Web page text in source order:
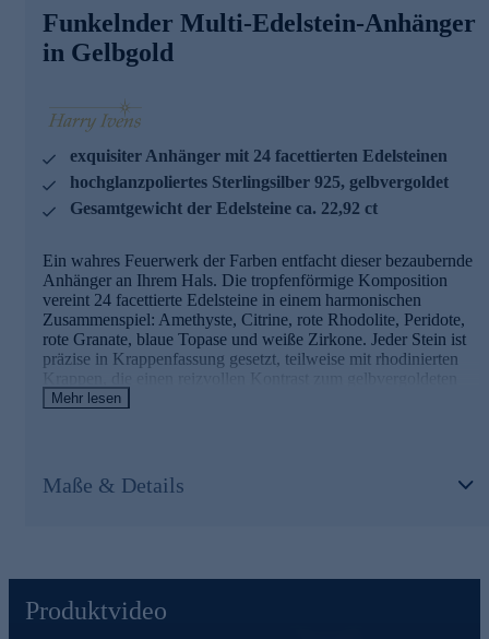
verwandelt. Lassen Sie sich von diesem Meisterwerk der
Juwelierskunst verzaubern und tragen Sie ein Stück
Regenbogen an Ihrem Dekolleté.
Funkelnder Multi-Edelstein-Anhänger
in Gelbgold
exquisiter Anhänger mit 24 facettierten Edelsteinen
hochglanzpoliertes Sterlingsilber 925, gelbvergoldet
Gesamtgewicht der Edelsteine ca. 22,92 ct
Ein wahres Feuerwerk der Farben entfacht dieser bezaubernde
Anhänger an Ihrem Hals. Die tropfenförmige Komposition
vereint 24 facettierte Edelsteine in einem harmonischen
Zusammenspiel: Amethyste, Citrine, rote Rhodolite, Peridote,
rote Granate, blaue Topase und weiße Zirkone. Jeder Stein ist
präzise in Krappenfassung gesetzt, teilweise mit rhodinierten
Krappen, die einen reizvollen Kontrast zum gelbvergoldeten
Sterlingsilber 925 bilden. Die filigrane Öse mit einem
ein Statement-Piece, das Ihren Hals in einen Garten funkelnder
Edelsteine verwandelt. Lassen Sie sich von diesem
Mehr lesen
Maße & Details
Produktvideo